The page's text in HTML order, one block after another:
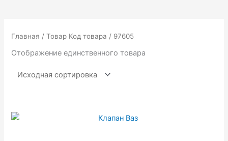
Главная / Товар Код товара / 97605
Отображение единственного товара